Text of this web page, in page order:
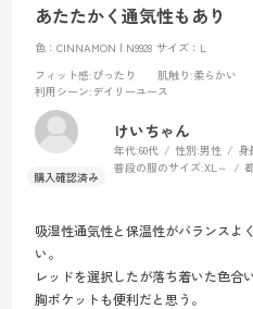
あたたかく通気性もあり
色：CINNAMON | N9928 サイズ：L
フィット感:ぴったり 肌触り :柔らかい
利用シーン:デイリーユース
けいちゃん
年代:60代 性別:男性 身
普段の服のサイズ:XL～
吸湿性通気性と保温性がバランスよ
い。
レッドを選択したが落ち着いた色合
胸ポケットも便利だと思う。